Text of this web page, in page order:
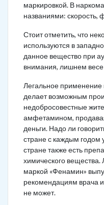
маркировкой. В
названиями: скорость,
Стоит отметить, что
используются в
данное вещество при
внимания, лишнем
Легальное применение
делает возможным
недобросовестные
амфетамином,
деньги. Надо ли
стране с каждым годом
стране также есть
химического вещества.
маркой «Фенамин»
рекомендациям врача
не может.